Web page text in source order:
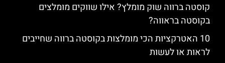
קוסטה ברווה שוק מומלץ? אילו שווקים מומלצים
בקוסטה בראווה?
10 האטרקציות הכי מומלצות בקוסטה ברווה שחייבים
לראות או לעשות